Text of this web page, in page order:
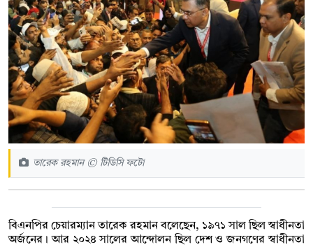
তারেক রহমান © টিডিসি ফটো
বিএনপির চেয়ারম্যান তারেক রহমান বলেছেন, ১৯৭১ সাল ছিল স্বাধীনতা
অর্জনের। আর ২০২৪ সালের আন্দোলন ছিল দেশ ও জনগণের স্বাধীনতা